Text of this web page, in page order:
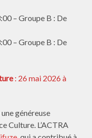
– Groupe B : De
– Groupe B : De
: 26 mai 2026 à
généreuse
Culture. L’ACTRA